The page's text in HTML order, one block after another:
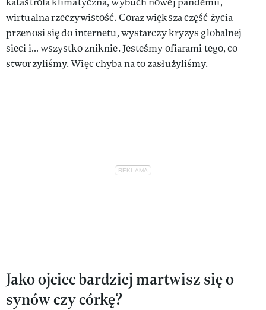
wirtualna rzeczywistość. Coraz większa część życia
przenosi się do internetu, wystarczy kryzys globalnej
sieci i… wszystko zniknie. Jesteśmy ofiarami tego, co
stworzyliśmy. Więc chyba na to zasłużyliśmy.
Jako ojciec bardziej martwisz się o
synów czy córkę?